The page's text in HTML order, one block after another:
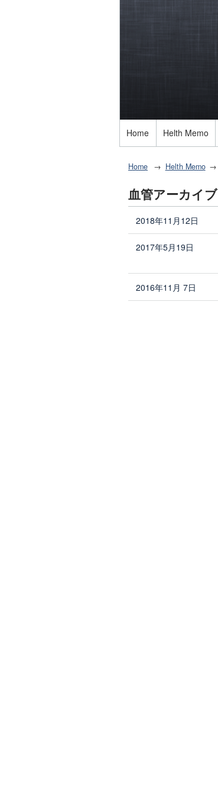
Home Helth Memo
Home Helth Memo
血管アーカイブ
2018年11月12日
2017年5月19日
2016年11月 7日